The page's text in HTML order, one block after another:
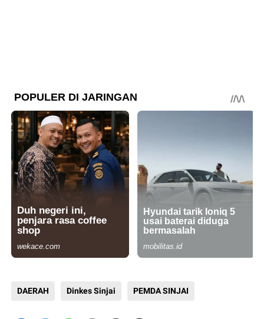
DAERAH Dinkes Sinjai PEMDA SINJAI